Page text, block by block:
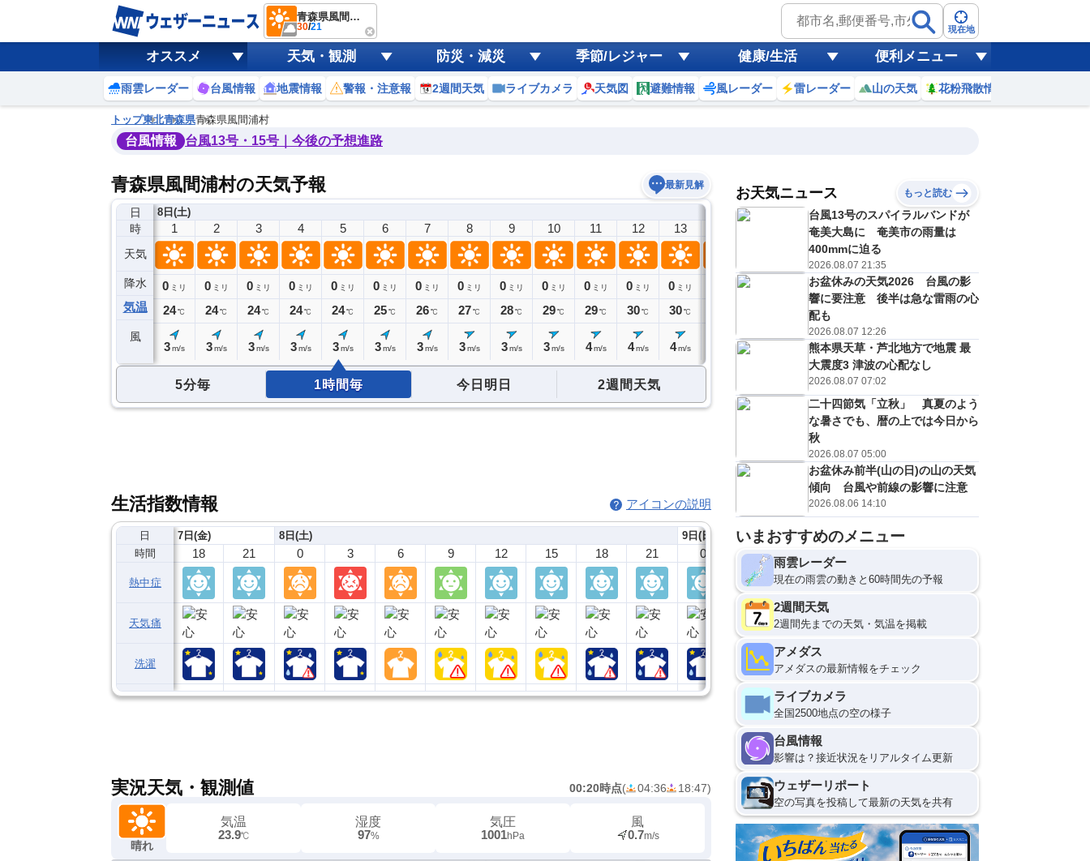
青森県風間浦村
30/21 現在地
オススメ 天気・観測 防災・減災 季節/レジャー 健康/生活 便利メニュー
雨雲レーダー 台風情報 地震情報 警報・注意報 2週間天気 ライブカメラ 天気図 避難情報 風レーダー 雷レーダー 山の天気 花粉飛散情報
トップ東北青森県青森県風間浦村
台風情報 台風13号・15号｜今後の予想進路
青森県風間浦村の天気予報 最新見解
日
時
天気
降水
気温
風
8日(土)
0
0ミリ
24℃
1
0 ミリ
24℃
3 m/s
2
0 ミリ
24℃
3 m/s
3
0 ミリ
24℃
3 m/s
4
0 ミリ
24℃
3 m/s
5
0 ミリ
24℃
3 m/s
6
0 ミリ
25℃
3 m/s
7
0 ミリ
26℃
3 m/s
8
0 ミリ
27℃
3 m/s
9
0 ミリ
28℃
3 m/s
10
0 ミリ
29℃
3 m/s
11
0 ミリ
29℃
4 m/s
12
0 ミリ
30℃
4 m/s
13
0 ミリ
30℃
4 m/s
16
ミリ
℃
m/s
17
0ミリ
1m/s
18
0ミリ
2m/s
19
0ミリ
3m/s
0
3
5分毎 1時間毎 今日明日 2週間天気
生活指数情報 アイコンの説明
日
時間
熱中症
天気痛
洗濯
7日(金)
18 21
8日(土)
0 3 6 9 12 15 18 21
9日(日)
0
実況天気・観測値 00:20時点( 04:36 18:47)
晴れ
気温
23.9℃
湿度
97%
気圧
1001hPa
風
0.7m/s
お天気ニュース もっと読む
台風13号のスパイラルバンドが
奄美大島に 奄美市の雨量は
400mmに迫る
2026.08.07 21:35
お盆休みの天気2026 台風の影
響に要注意 後半は急な雷雨の心
配も
2026.08.07 12:26
熊本県天草・芦北地方で地震 最
大震度3 津波の心配なし
2026.08.07 07:02
二十四節気「立秋」 真夏のよう
な暑さでも、暦の上では今日から
秋
2026.08.07 05:00
お盆休み前半(山の日)の山の天気
傾向 台風や前線の影響に注意
2026.08.06 14:10
いまおすすめのメニュー
雨雲レーダー
現在の雨雲の動きと60時間先の予報
2週間天気
2週間先までの天気・気温を掲載
アメダス
アメダスの最新情報をチェック
ライブカメラ
全国2500地点の空の様子
台風情報
影響は？接近状況をリアルタイム更新
ウェザーリポート
空の写真を投稿して最新の天気を共有